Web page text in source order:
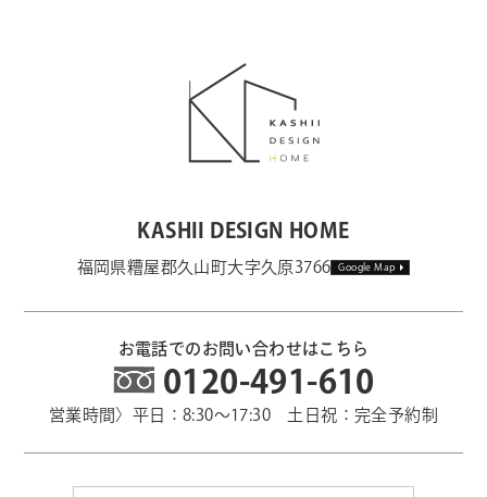
KASHII DESIGN HOME
福岡県糟屋郡久山町大字久原3766 Google Map
お電話でのお問い合わせはこちら
0120-491-610
営業時間〉平日：8:30～17:30 土日祝：完全予約制